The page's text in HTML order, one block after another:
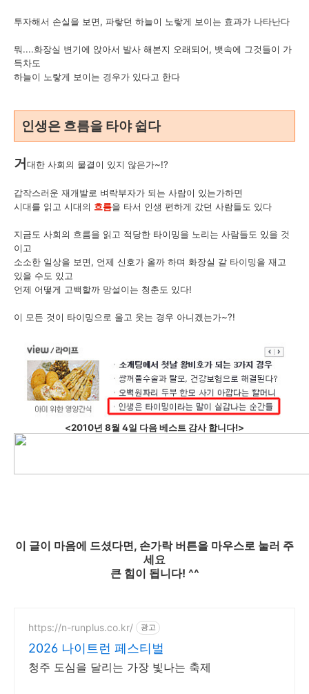
투자해서 손실을 보면, 파랗던 하늘이 노랗게 보이는 효과가 나타난다
뭐....화장실 변기에 앉아서 발사 해본지 오래되어, 뱃속에 그것들이 가
득차도
하늘이 노랗게 보이는 경우가 있다고 한다
인생은 흐름을 타야 쉽다
거 대한 사회의 물결이 있지 않은가~!?
갑작스러운 재개발로 벼락부자가 되는 사람이 있는가하면
시대를 읽고 시대의 흐름을 타서 인생 편하게 갔던 사람들도 있다
지금도 사회의 흐름을 읽고 적당한 타이밍을 노리는 사람들도 있을 것
이고
소소한 일상을 보면, 언제 신호가 올까 하며 화장실 갈 타이밍을 재고
있을 수도 있고
언제 어떻게 고백할까 망설이는 청춘도 있다!
이 모든 것이 타이밍으로 울고 웃는 경우 아니겠는가~?!
<2010년 8월 4일 다음 베스트 감사 합니다!>
이 글이 마음에 드셨다면, 손가락 버튼을 마우스로 눌러 주
세요
큰 힘이 됩니다! ^^
https://n-runplus.co.kr/ 광고
2026 나이트런 페스티벌
청주 도심을 달리는 가장 빛나는 축제